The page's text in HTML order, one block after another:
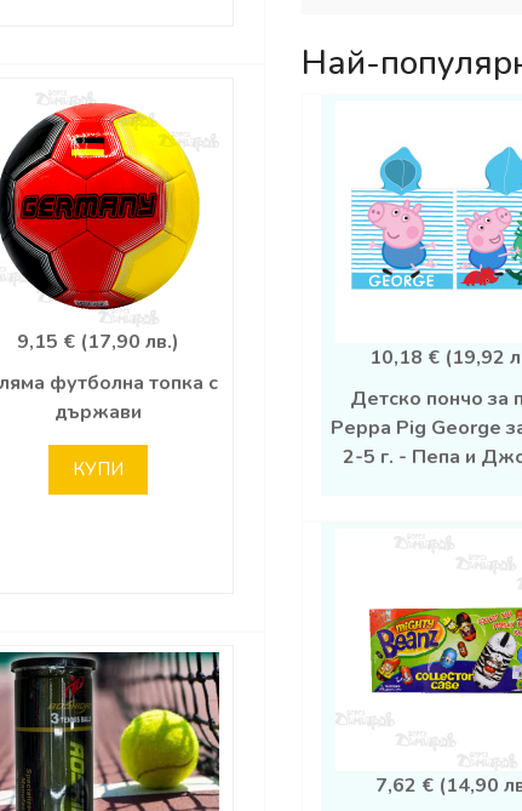
9,15 € (17,90 лв.)
футболна топка с
държави
КУПИ
Най-
10,18 € (19,92
Детско пончо за
Peppa Pig George
2-5 г. - Пепа и
7,62 € (14,90